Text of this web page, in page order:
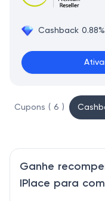
Cashback 0.88%
Cupons ( 6 )
Ganhe
IPlace para